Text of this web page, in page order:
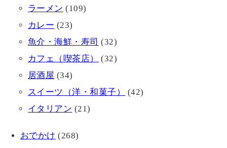
ラーメン (109)
カレー (23)
魚介・海鮮・寿司 (32)
カフェ（喫茶店）
(32)
居酒屋 (34)
スイーツ（洋・和菓子）
(42)
イタリアン (21)
おでかけ (268)